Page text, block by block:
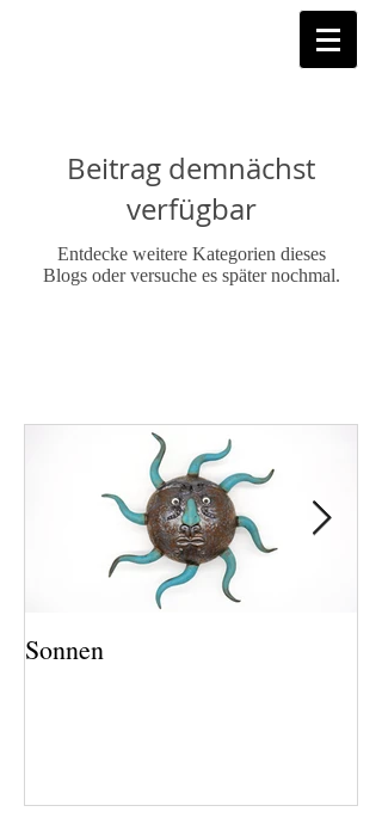
Beitrag demnächst
verfügbar
Entdecke weitere Kategorien dieses
Blogs oder versuche es später nochmal.
Sonnen